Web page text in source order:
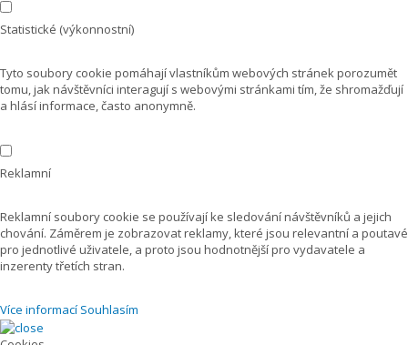
Statistické (výkonnostní)
Tyto soubory cookie pomáhají vlastníkům webových stránek porozumět
tomu, jak návštěvníci interagují s webovými stránkami tím, že shromažďují
a hlásí informace, často anonymně.
Reklamní
Reklamní soubory cookie se používají ke sledování návštěvníků a jejich
chování. Záměrem je zobrazovat reklamy, které jsou relevantní a poutavé
pro jednotlivé uživatele, a proto jsou hodnotnější pro vydavatele a
inzerenty třetích stran.
Více informací Souhlasím